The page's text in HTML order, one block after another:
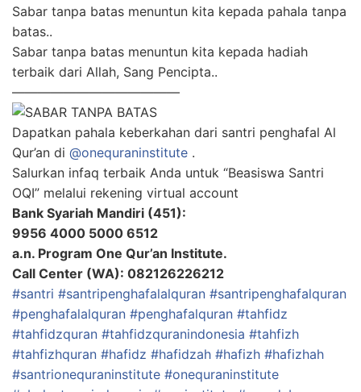
Sabar tanpa batas menuntun kita kepada pahala tanpa
batas..
Sabar tanpa batas menuntun kita kepada hadiah
terbaik dari Allah, Sang Pencipta..
—————————————
Dapatkan pahala keberkahan dari santri penghafal Al
Qur’an di @onequraninstitute .
Salurkan infaq terbaik Anda untuk “Beasiswa Santri
OQI” melalui rekening virtual account
Bank Syariah Mandiri (451):
9956 4000 5000 6512
a.n. Program One Qur’an Institute.
Call Center (WA): 082126226212
#santri #santripenghafalalquran #santripenghafalquran
#penghafalalquran #penghafalquran #tahfidz
#tahfidzquran #tahfidzquranindonesia #tahfizh
#tahfizhquran #hafidz #hafidzah #hafizh #hafizhah
#santrionequraninstitute #onequraninstitute